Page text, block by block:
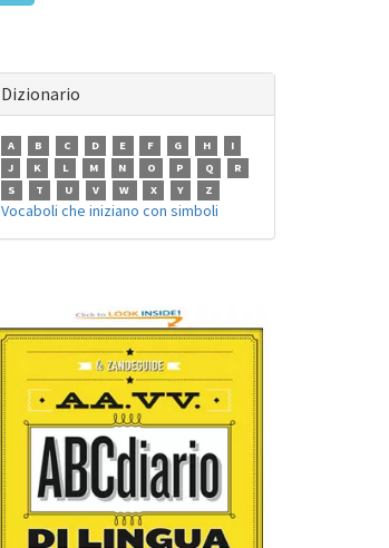
Dizionario
A B C D E F G H
I
J
K L M N O P Q
R
S
T U V W X Y Z
Vocaboli che iniziano con simboli